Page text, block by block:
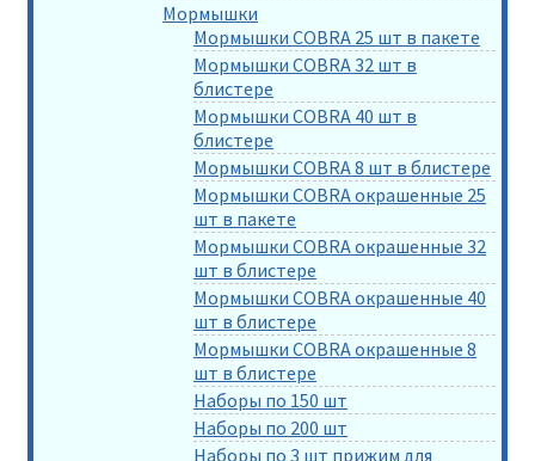
Мормышки
Мормышки COBRA 25 шт в пакете
Мормышки COBRA 32 шт в
блистере
Мормышки COBRA 40 шт в
блистере
Мормышки COBRA 8 шт в блистере
Мормышки COBRA окрашенные 25
шт в пакете
Мормышки COBRA окрашенные 32
шт в блистере
Мормышки COBRA окрашенные 40
шт в блистере
Мормышки COBRA окрашенные 8
шт в блистере
Наборы по 150 шт
Наборы по 200 шт
Наборы по 3 шт прижим для